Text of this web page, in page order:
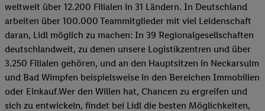
weltweit über 12.200 Filialen in 31 Ländern. In Deutschland
arbeiten über 100.000 Teammitglieder mit viel Leidenschaft
daran, Lidl möglich zu machen: In 39 Regionalgesellschaften
deutschlandweit, zu denen unsere Logistikzentren und über
3.250 Filialen gehören, und an den Hauptsitzen in Neckarsulm
und Bad Wimpfen beispielsweise in den Bereichen Immobilien
oder Einkauf.Wer den Willen hat, Chancen zu ergreifen und
sich zu entwickeln, findet bei Lidl die besten Möglichkeiten,